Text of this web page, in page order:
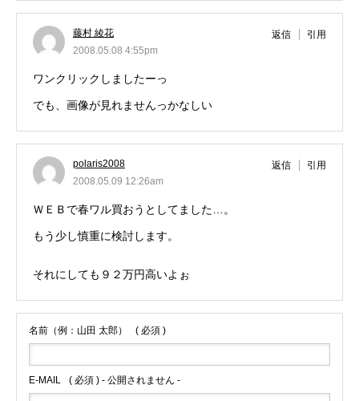
藤村 綾花
2008.05.08 4:55pm
返信 引用
ワンクリックしましたーっ
でも、画像が見れませんっかなしい
polaris2008
2008.05.09 12:26am
返信 引用
ＷＥＢで春ワル買おうとしてました…。
もう少し慎重に検討します。
それにしても９２万円高いよぉ
名前（例：山田 太郎） ( 必須 )
E-MAIL ( 必須 ) - 公開されません -